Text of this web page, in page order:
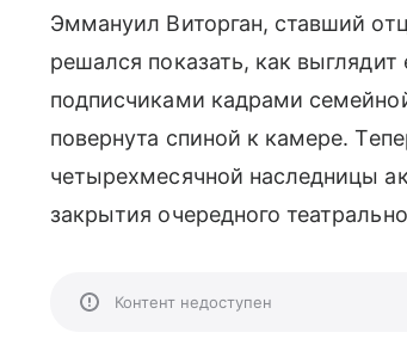
Эммануил Виторган, ставший
решался показать, как
подписчиками кадрами
повернута спиной к камере.
четырехмесячной наследницы
закрытия очередного
Контент недоступен